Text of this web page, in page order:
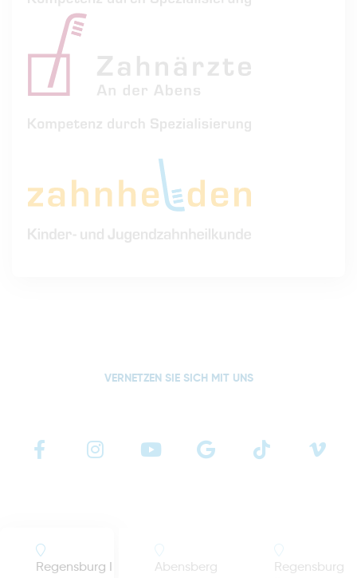
VERNETZEN SIE SICH MIT UNS
Regensburg I Abensberg
Regensburg